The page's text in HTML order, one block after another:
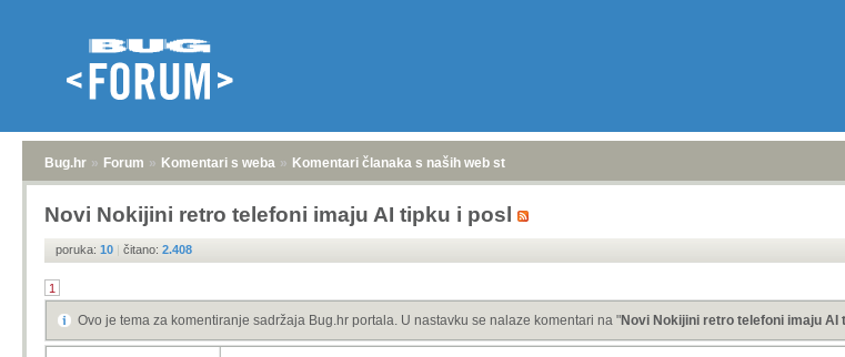
Bug.hr » Forum » Komentari s weba » Komentari članaka s naših web stranica
Novi Nokijini retro telefoni imaju AI tipku i posl
poruka: 10 | čitano: 2.408
1
Ovo je tema za komentiranje sadržaja Bug.hr portala. U nastavku se nalaze komentari na "Novi Nokijini retro telefoni imaju AI